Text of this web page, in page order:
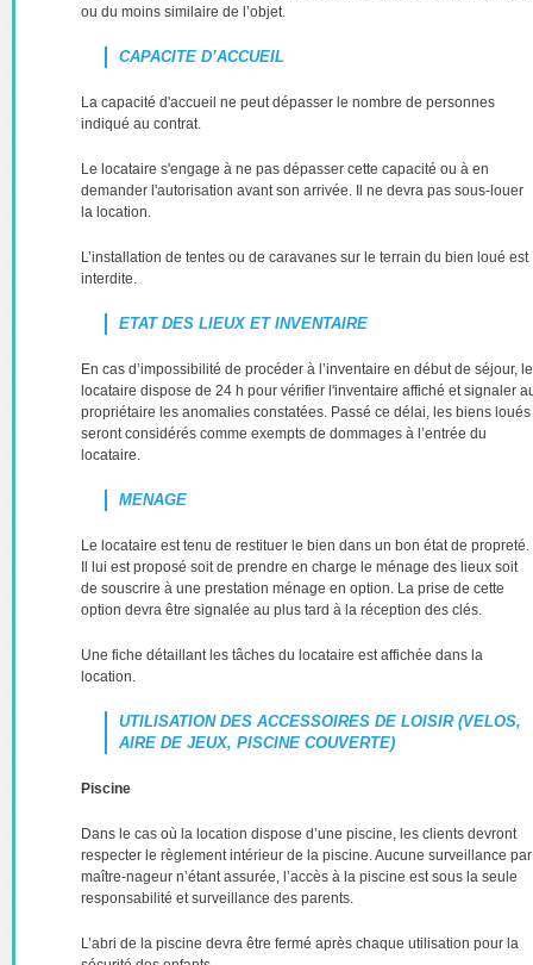
ou du moins similaire de l’objet.
CAPACITE D’ACCUEIL
La capacité d'accueil ne peut dépasser le nombre de personnes
indiqué au contrat.
Le locataire s'engage à ne pas dépasser cette capacité ou à en
demander l'autorisation avant son arrivée. Il ne devra pas sous-louer
la location.
L’installation de tentes ou de caravanes sur le terrain du bien loué est
interdite.
ETAT DES LIEUX ET INVENTAIRE
En cas d’impossibilité de procéder à l’inventaire en début de séjour, le
locataire dispose de 24 h pour vérifier l'inventaire affiché et signaler
propriétaire les anomalies constatées. Passé ce délai, les biens loués
seront considérés comme exempts de dommages à l’entrée du
locataire.
MENAGE
Le locataire est tenu de restituer le bien dans un bon état de propreté.
Il lui est proposé soit de prendre en charge le ménage des lieux soit
de souscrire à une prestation ménage en option. La prise de cette
option devra être signalée au plus tard à la réception des clés.
Une fiche détaillant les tâches du locataire est affichée dans la
location.
UTILISATION DES ACCESSOIRES DE LOISIR (VELOS,
AIRE DE JEUX, PISCINE COUVERTE)
Piscine
Dans le cas où la location dispose d’une piscine, les clients devront
respecter le règlement intérieur de la piscine. Aucune surveillance par
maître-nageur n’étant assurée, l’accès à la piscine est sous la seule
responsabilité et surveillance des parents.
L’abri de la piscine devra être fermé après chaque utilisation pour la